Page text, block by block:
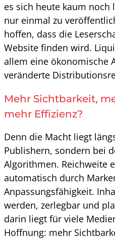
es sich heute kaum noch
nur einmal zu
hoffen, dass die
Website finden wird.
allem eine ökonomische
veränderte
Mehr Sichtbarkeit,
mehr Effizienz?
Denn die Macht liegt
Publishern, sondern bei
Algorithmen. Reichweite
automatisch durch
Anpassungsfähigkeit.
werden, zerlegbar und
darin liegt für viele
Hoffnung: mehr